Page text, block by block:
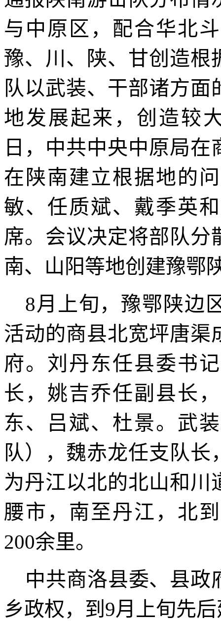
与中原区，配合华北
豫、川、陕、甘创造根
队以武装、干部诸方
地发展起来，创造较
日，中共中央中原局
在陕南建立根据地的
敏、任质斌、戴季英
席。会议决定将部队分
南、山阳等地创建豫鄂
8月上旬，豫鄂陕边
活动的商县北宽坪唐渠
府。刘丹东任县委书
长，姚吉乔任副县长
东、吕斌、杜景。武
队），魏赤龙任支队
为丹江以北的北山和川
腰市，南至丹江，北
200余里。
中共商洛县委、县政
乡政权，到 9月上旬先